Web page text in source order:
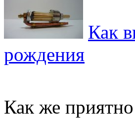
Как
рождения
Как же